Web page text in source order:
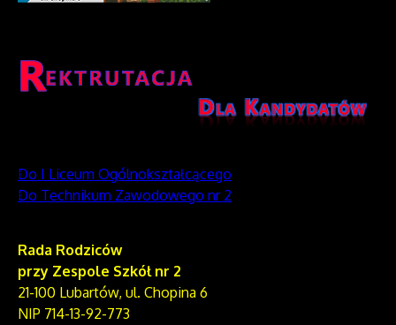
Do I Liceum Ogólnokształcącego
Do Technikum Zawodowego nr 2
Rada Rodziców
przy Zespole Szkół nr 2
21-100 Lubartów, ul. Chopina 6
NIP 714-13-92-773